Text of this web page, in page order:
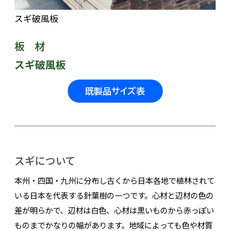
スギ破風板
板 材
スギ破風板
既製品サイズ表
スギについて
本州・四国・九州に分布し古くから日本各地で植林されて
いる日本を代表する針葉樹の一つです。心材と辺材の色の
差が明らかで、辺材は白色、心材は黒いものから赤っぽい
ものまでかなりの幅があります。地域によっても色や材質